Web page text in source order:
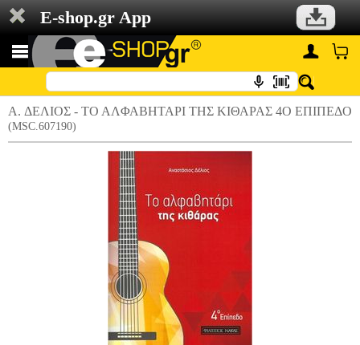
E-shop.gr App
A. ΔΕΛΙΟΣ - ΤΟ ΑΛΦΑΒΗΤΑΡΙ TΗΣ ΚΙΘΑΡΑΣ 4Ο ΕΠΙΠΕΔΟ
(MSC.607190)